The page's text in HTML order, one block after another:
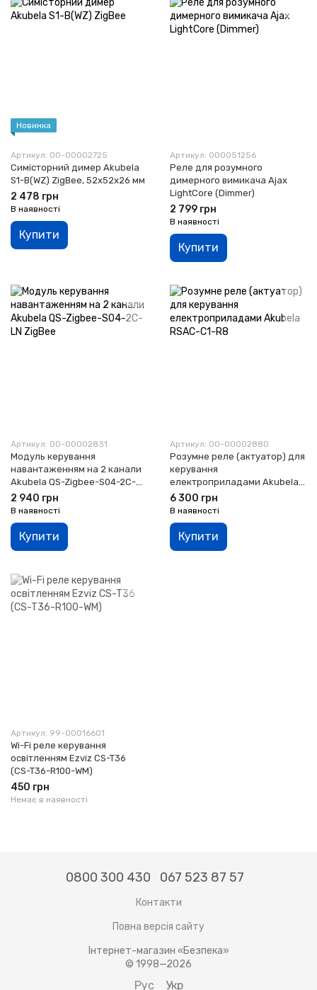
Новинка
Артикул: 00-00002725
Симісторний димер Akubela
S1-B(WZ) ZigBee, 52x52x26 мм
2 478 грн
В наявності
Купити
Артикул: 000051256
Реле для розумного
димерного вимикача Ajax
LightCore (Dimmer)
2 799 грн
В наявності
Купити
Артикул: 00-00002831
Модуль керування
навантаженням на 2 канали
Akubela QS-Zigbee-S04-2C-
LN ZigBee
2 940 грн
В наявності
Купити
Артикул: 00-00002880
Розумне реле (актуатор) для
керування
електроприладами Akubela
RSAC-C1-R8
6 300 грн
В наявності
Купити
Артикул: 99-00016601
Wi-Fi реле керування
освітленням Ezviz CS-T36
(CS-T36-R100-WM)
450 грн
Немає в наявності
0800 300 430 067 523 87 57
Контакти
Повна версія сайту
Інтернет-магазин «Безпека»
© 1998—2026
Рус Укр